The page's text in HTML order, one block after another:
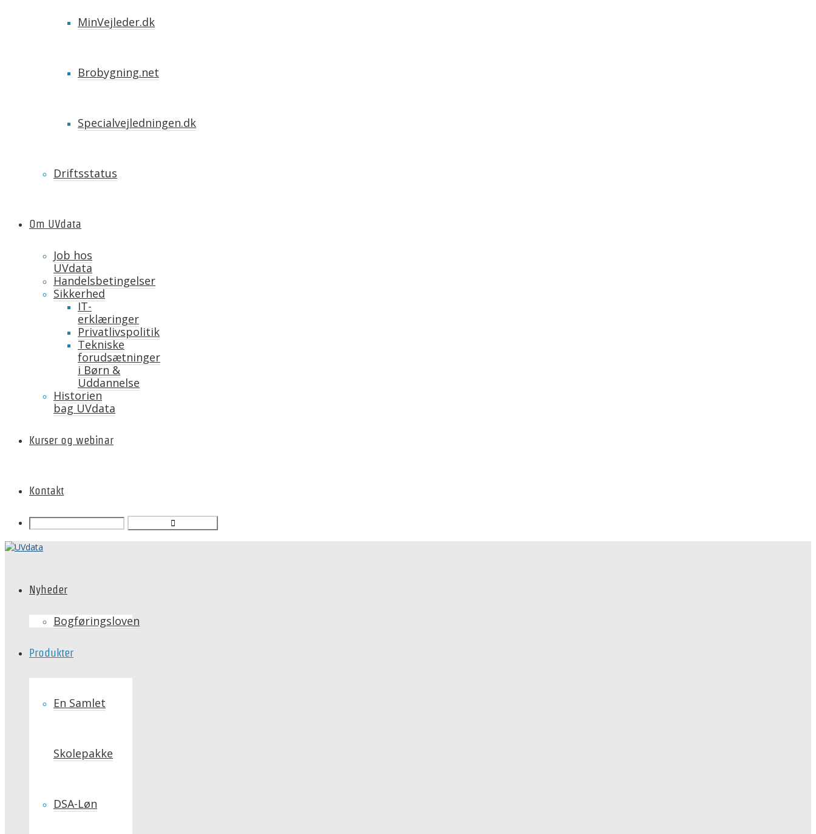
MinVejleder.dk
Brobygning.net
Specialvejledningen.dk
Driftsstatus
Om UVdata
Job hos
UVdata
Handelsbetingelser
Sikkerhed
IT-
erklæringer
Privatlivspolitik
Tekniske
forudsætninger
i Børn &
Uddannelse
Historien
bag UVdata
Kurser og webinar
Kontakt
Nyheder
Bogføringsloven
Produkter
En Samlet
Skolepakke
DSA-Løn